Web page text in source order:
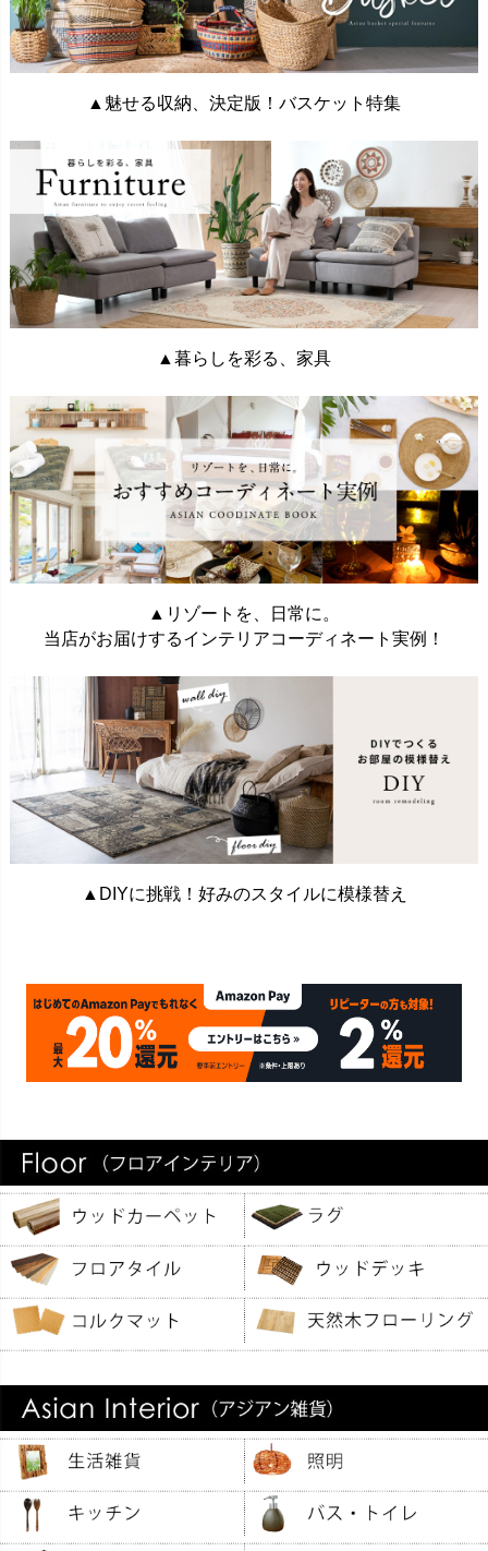
▲魅せる収納、決定版！バスケット特集
▲暮らしを彩る、家具
▲リゾートを、日常に。
当店がお届けするインテリアコーディネート実例！
▲DIYに挑戦！好みのスタイルに模様替え